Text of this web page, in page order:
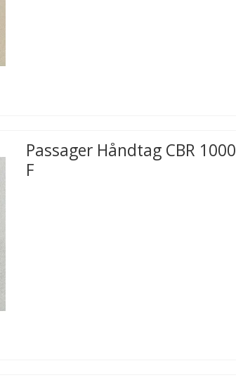
Passager Håndtag CBR 1000
F